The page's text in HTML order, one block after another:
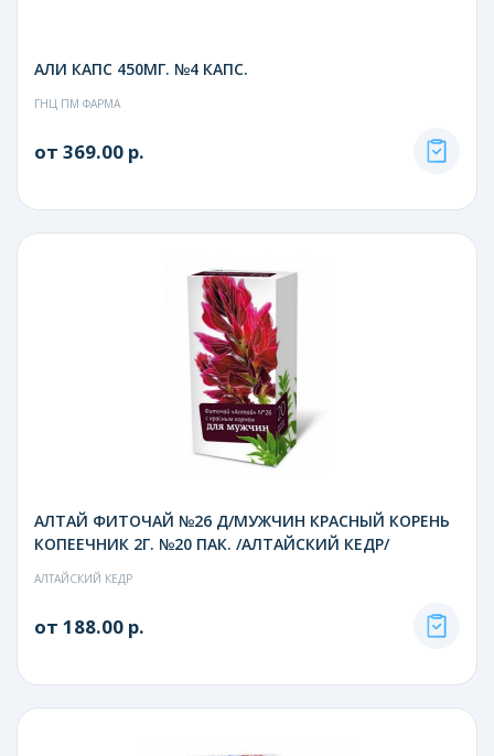
АЛИ КАПС 450МГ. №4 КАПС.
ГНЦ ПМ ФАРМА
от 369.00 р.
АЛТАЙ ФИТОЧАЙ №26 Д/МУЖЧИН КРАСНЫЙ КОРЕНЬ
КОПЕЕЧНИК 2Г. №20 ПАК. /АЛТАЙСКИЙ КЕДР/
АЛТАЙСКИЙ КЕДР
от 188.00 р.